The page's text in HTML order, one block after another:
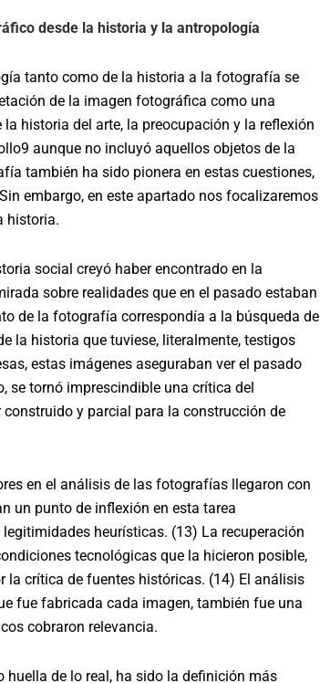
desde la historia y la antropología
tanto como de la historia a la fotografía se
de la imagen fotográfica como una
historia del arte, la preocupación y la reflexión
aunque no incluyó aquellos objetos de la
también ha sido pionera en estas cuestiones,
embargo, en este apartado nos focalizaremos
historia.
social creyó haber encontrado en la
sobre realidades que en el pasado estaban
de la fotografía correspondía a la búsqueda de
la historia que tuviese, literalmente, testigos
estas imágenes aseguraban ver el pasado
se tornó imprescindible una crítica del
y parcial para la construcción de
en el análisis de las fotografías llegaron con
un punto de inflexión en esta tarea
heurísticas. (13) La recuperación
tecnológicas que la hicieron posible,
la crítica de fuentes históricas. (14) El análisis
fue fabricada cada imagen, también fue una
cobraron relevancia.
de lo real, ha sido la definición más